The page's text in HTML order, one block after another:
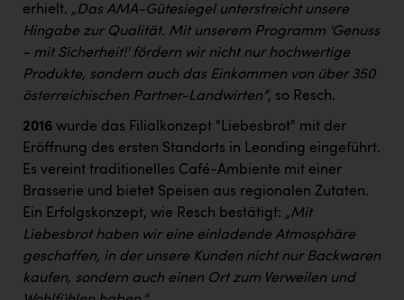
erhielt. „Das AMA-Gütesiegel unterstreicht unsere
Hingabe zur Qualität. Mit unserem Programm 'Genuss
- mit Sicherheit!' fördern wir nicht nur hochwertige
Produkte, sondern auch das Einkommen von über 350
österreichischen Partner-Landwirten“, so Resch.
2016 wurde das Filialkonzept "Liebesbrot" mit der
Eröffnung des ersten Standorts in Leonding eingeführt.
Es vereint traditionelles Café-Ambiente mit einer
Brasserie und bietet Speisen aus regionalen Zutaten.
Ein Erfolgskonzept, wie Resch bestätigt: „Mit
Liebesbrot haben wir eine einladende Atmosphäre
geschaffen, in der unsere Kunden nicht nur Backwaren
kaufen, sondern auch einen Ort zum Verweilen und